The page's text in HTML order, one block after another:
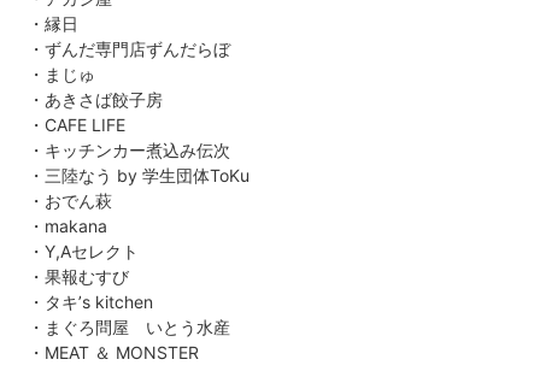
・縁日
・ずんだ専門店ずんだらぼ
・まじゅ
・あきさば餃子房
・CAFE LIFE
・キッチンカー煮込み伝次
・三陸なう by 学生団体ToKu
・おでん萩
・makana
・Y,Aセレクト
・果報むすび
・タキ’s kitchen
・まぐろ問屋 いとう水産
・MEAT ＆ MONSTER